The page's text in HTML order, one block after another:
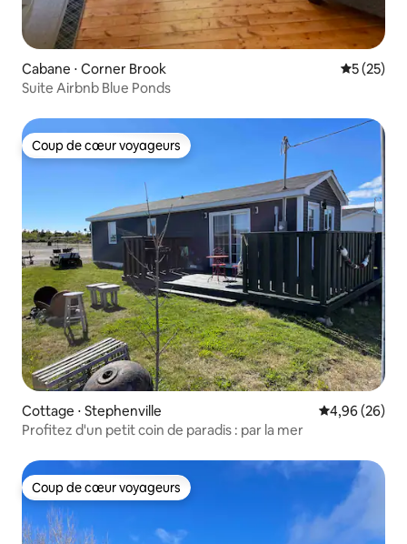
Cabane ⋅ Corner Brook
5 (25)
Suite Airbnb Blue Ponds
Coup de cœur voyageurs
Coup de cœur voyageurs
Cottage ⋅ Stephenville Évaluation
4,96 (26)
Profitez d'un petit coin de paradis : par la mer
Coup de cœur voyageurs
Coup de cœur voyageurs